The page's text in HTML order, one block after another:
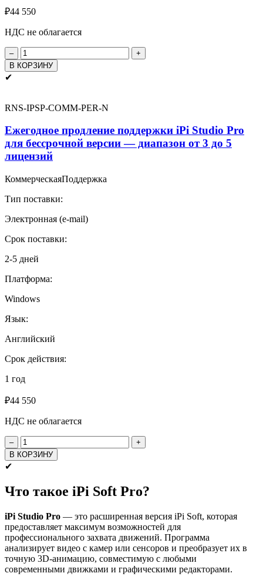
₽44 550
НДС не облагается
Количество
товара
iPi
Подписка
месяца
-
диапазон
3
5
В КОРЗИНУ
✔
RNS-IPSP-COMM-PER-N
Ежегодное продление поддержки iPi Studio Pro
для бессрочной версии — диапазон от 3 до 5
лицензий
КоммерческаяПоддержка
Тип поставки:
Электронная (e-mail)
Срок поставки:
2-5 дней
Платформа:
Windows
Язык:
Английский
Срок действия:
1 год
₽44 550
НДС не облагается
Количество
товара
Ежегодное
iPi
Pro
для
бессрочной
версии
-
диапазон
В КОРЗИНУ
✔
Что такое iPi Soft Pro?
iPi Studio Pro — это расширенная версия iPi Soft, которая
предоставляет максимум возможностей для
профессионального захвата движений. Программа
анализирует видео с камер или сенсоров и преобразует их в
точную 3D-анимацию, совместимую с любыми
современными движками и графическими редакторами.